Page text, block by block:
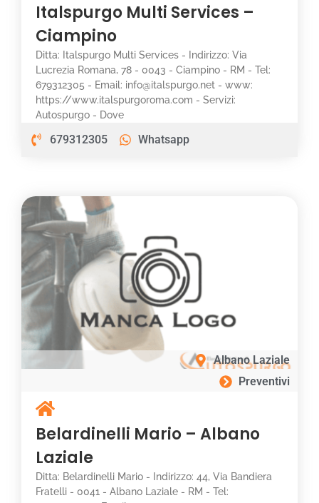
Italspurgo Multi Services –
Ciampino
Ditta: Italspurgo Multi Services - Indirizzo: Via
Lucrezia Romana, 78 - 0043 - Ciampino - RM - Tel:
679312305 - Email: info@italspurgo.net - www:
https://www.italspurgoroma.com - Servizi:
Autospurgo - Dove
679312305 Whatsapp
Albano Laziale
Preventivi
Belardinelli Mario – Albano
Laziale
Ditta: Belardinelli Mario - Indirizzo: 44, Via Bandiera
Fratelli - 0041 - Albano Laziale - RM - Tel: